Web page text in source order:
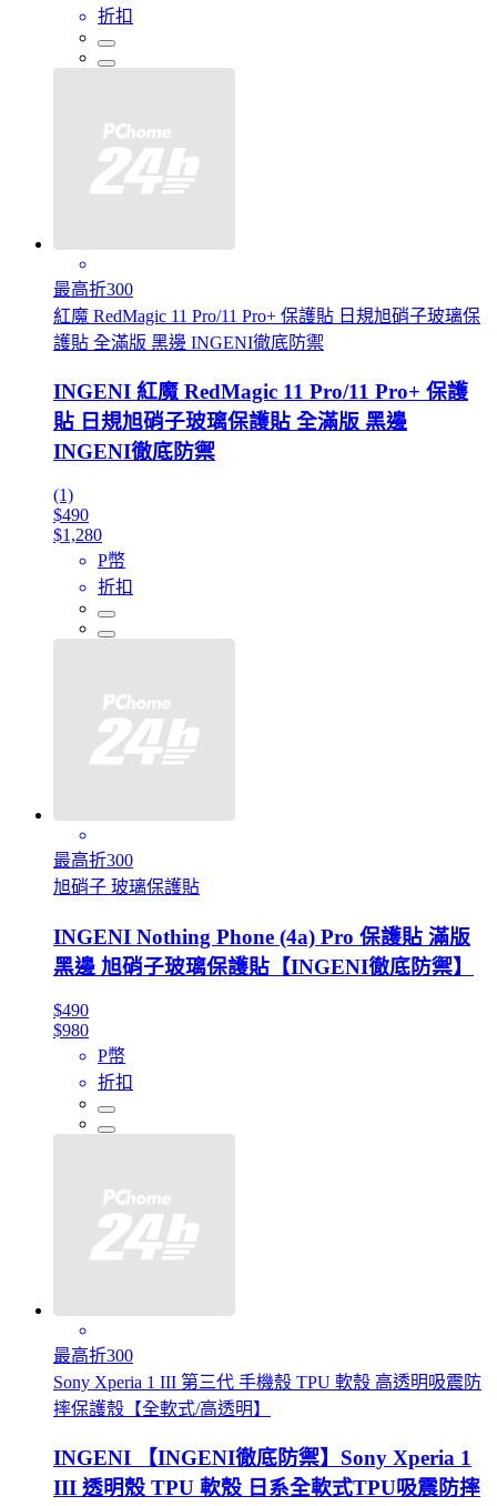
折扣
最高折300
紅魔 RedMagic 11 Pro/11 Pro+ 保護貼 日規旭硝子玻璃保
護貼 全滿版 黑邊 INGENI徹底防禦
INGENI 紅魔 RedMagic 11 Pro/11 Pro+ 保護
貼 日規旭硝子玻璃保護貼 全滿版 黑邊
INGENI徹底防禦
(1)
$490
$1,280
P幣
折扣
最高折300
旭硝子 玻璃保護貼
INGENI Nothing Phone (4a) Pro 保護貼 滿版
黑邊 旭硝子玻璃保護貼【INGENI徹底防禦】
$490
$980
P幣
折扣
最高折300
Sony Xperia 1 III 第三代 手機殼 TPU 軟殼 高透明吸震防
摔保護殼【全軟式/高透明】
INGENI 【INGENI徹底防禦】Sony Xperia 1
III 透明殼 TPU 軟殼 日系全軟式TPU吸震防摔